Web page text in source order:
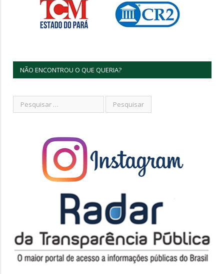
NÃO ENCONTROU O QUE QUERIA?